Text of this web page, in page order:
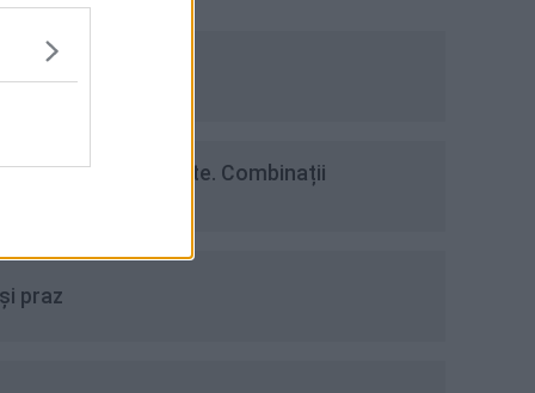
mălai
pentru pește. Combinații
praz